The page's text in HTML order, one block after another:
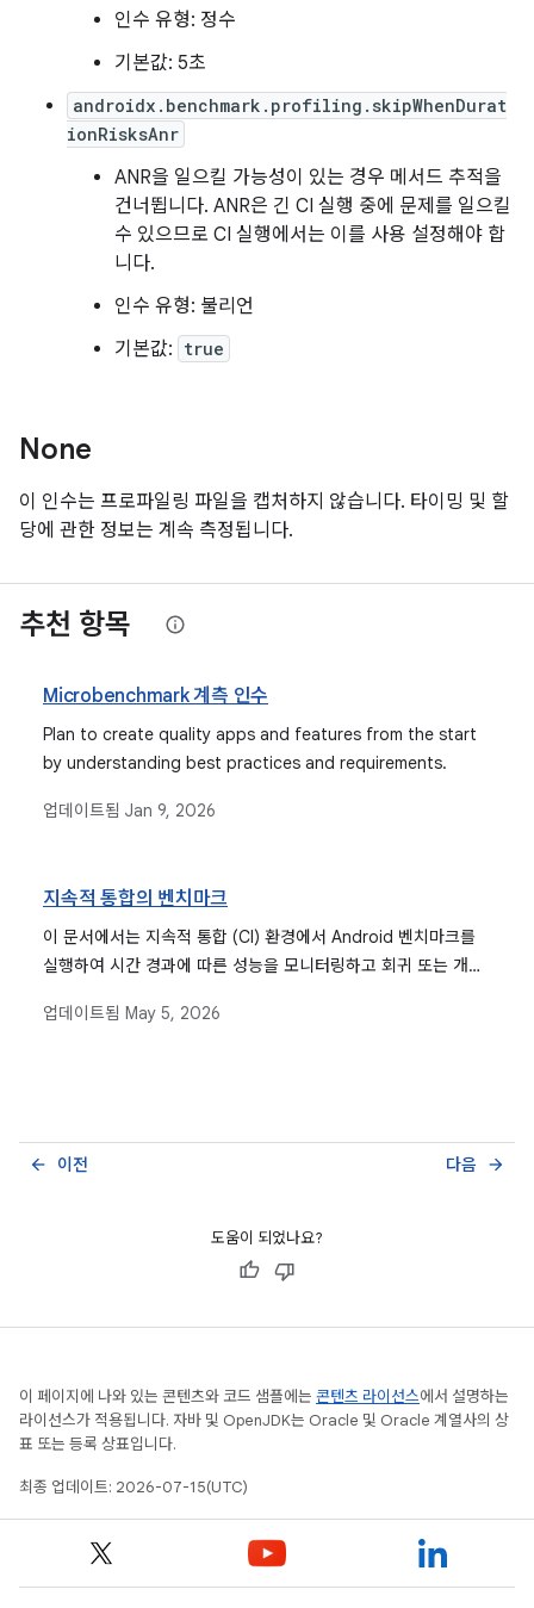
인수 유형: 정수
기본값: 5초
androidx.benchmark.profiling.skipWhenDurat
ionRisksAnr
ANR을 일으킬 가능성이 있는 경우 메서드 추적을
건너뜁니다. ANR은 긴 CI 실행 중에 문제를 일으킬
수 있으므로 CI 실행에서는 이를 사용 설정해야 합
니다.
인수 유형: 불리언
기본값: true
None
이 인수는 프로파일링 파일을 캡처하지 않습니다. 타이밍 및 할
당에 관한 정보는 계속 측정됩니다.
추천 항목
Microbenchmark 계측 인수
Plan to create quality apps and features from the start
by understanding best practices and requirements.
업데이트됨 Jan 9, 2026
지속적 통합의 벤치마크
이 문서에서는 지속적 통합 (CI) 환경에서 Android 벤치마크를
실행하여 시간 경과에 따른 성능을 모니터링하고 회귀 또는 개선
를 자세히 설명합니다.
업데이트됨 May 5, 2026
이전
arrow_back 다음 arrow_forward
도움이 되었나요?
이 페이지에 나와 있는 콘텐츠와 코드 샘플에는 콘텐츠 라이선스에서 설명하는
라이선스가 적용됩니다. 자바 및 OpenJDK는 Oracle 및 Oracle 계열사의 상
표 또는 등록 상표입니다.
최종 업데이트: 2026-07-15(UTC)